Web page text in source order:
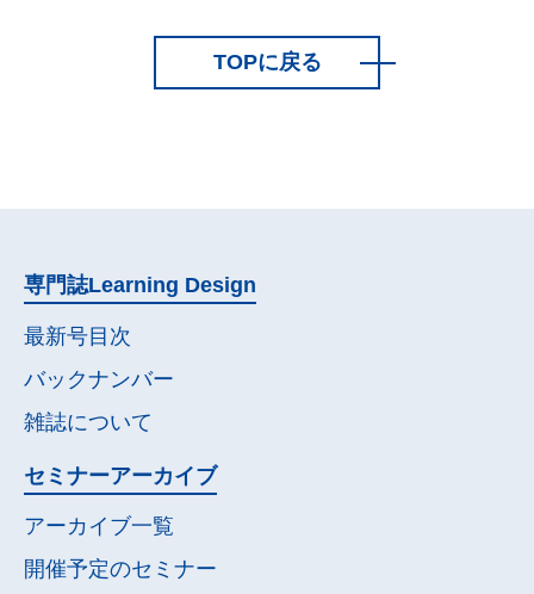
TOPに戻る
専門誌Learning Design
最新号目次
バックナンバー
雑誌について
セミナーアーカイブ
アーカイブ一覧
開催予定のセミナー